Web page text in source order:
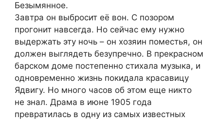
Безымянное.
Завтра он выбросит её вон. С позором
прогонит навсегда. Но сейчас ему нужно
выдержать эту ночь – он хозяин поместья, он
должен выглядеть безупречно. В прекрасном
барском доме постепенно стихала музыка, и
одновременно жизнь покидала красавицу
Ядвигу. Но много часов об этом еще никто
не знал. Драма в июне 1905 года
превратилась в одну из самых известных